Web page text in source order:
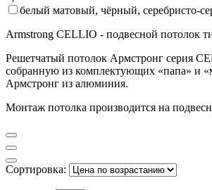
белый матовый, чёрный, серебристо-
Armstrong CELLIO - подвесной потолок
Решетчатый потолок Армстронг серия
собранную из комплектующих «папа» и
Армстронг из алюминия.
Монтаж потолка производится на
Сортировка: